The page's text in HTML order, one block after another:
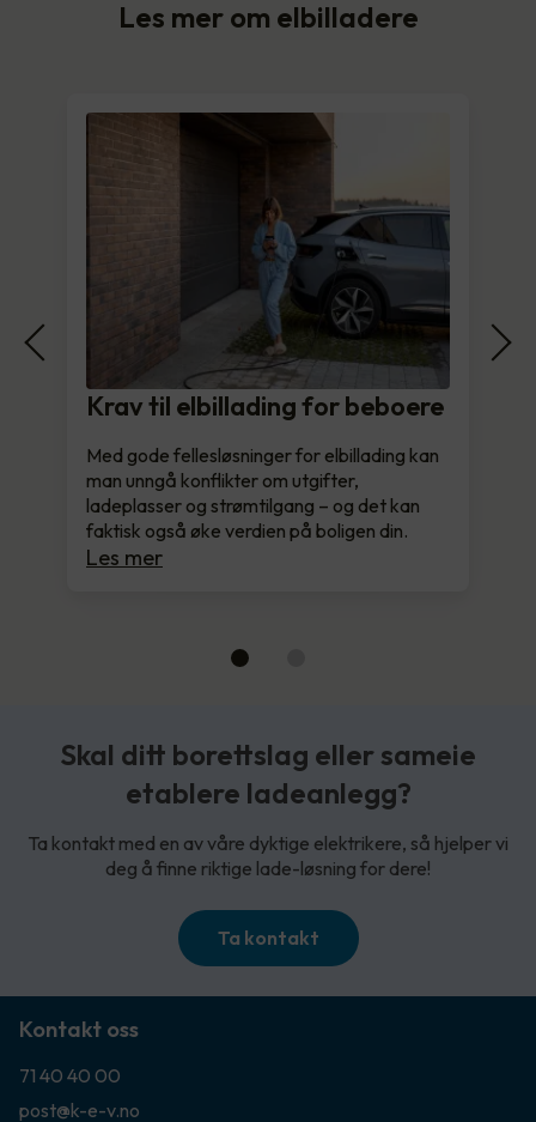
Les mer om elbilladere
Krav til elbillading for beboere
Med gode fellesløsninger for elbillading kan
man unngå konflikter om utgifter,
ladeplasser og strømtilgang – og det kan
faktisk også øke verdien på boligen din.
Les mer
Skal ditt borettslag eller sameie
etablere ladeanlegg?
Ta kontakt med en av våre dyktige elektrikere, så hjelper vi
deg å finne riktige lade-løsning for dere!
Ta kontakt
Kontakt oss
71 40 40 00
post@k-e-v.no